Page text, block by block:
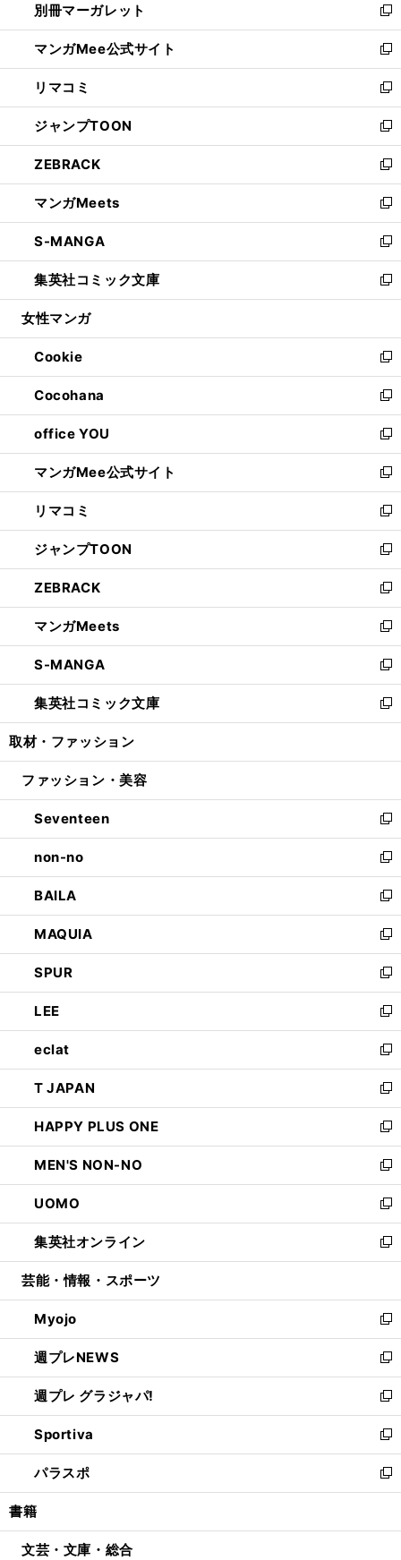
く
で
開
く
ィ
ン
ド
ウ
で
開
く
い
ウ
ィ
ン
ド
ウ
で
開
く
別冊マーガレット
新
し
い
ウ
ィ
ン
ド
ウ
で
開
く
マンガMee公式サイト
新
し
い
ウ
ィ
ン
ド
ウ
で
開
く
リマコミ
新
し
い
ウ
ィ
ン
ド
ウ
で
開
く
ジャンプTOON
新
し
い
ウ
ィ
ン
ド
ウ
で
開
ZEBRACK
新
し
い
ウ
ィ
ン
ド
ウ
開
く
マンガMeets
新
し
い
ウ
ィ
ン
ウ
で
開
く
S-MANGA
新
し
い
ウ
ン
ド
ウ
で
開
く
集英社コミック文庫
新
し
ウ
ィ
ン
ド
ウ
で
開
く
女性マンガ
Cookie
新
し
い
ウ
ィ
ン
ド
ウ
で
開
く
Cocohana
新
し
い
ウ
ィ
ン
ド
ウ
で
開
く
office YOU
新
し
い
ウ
ィ
ン
ド
ウ
で
開
く
マンガMee公式サイト
新
し
い
ウ
ィ
ン
ド
ウ
で
開
く
リマコミ
新
し
い
ウ
ィ
ン
ド
ウ
で
開
く
ジャンプTOON
新
し
い
ウ
ィ
ン
ド
ウ
で
開
ZEBRACK
新
し
い
ウ
ィ
ン
ド
ウ
開
マンガMeets
新
し
い
ウ
ィ
ン
ウ
開
く
S-MANGA
新
し
い
ウ
ン
ウ
で
開
く
集英社コミック文庫
新
し
ウ
ン
ド
ウ
で
開
く
取材・ファッション
ファッション・美容
Seventeen
新
し
い
ウ
ィ
ン
ド
ウ
で
開
く
non-no
新
し
い
ウ
ィ
ン
ド
ウ
で
開
く
BAILA
新
し
い
ウ
ィ
ン
ド
ウ
で
開
く
MAQUIA
新
し
い
ウ
ィ
ン
ド
ウ
で
開
く
SPUR
新
し
い
ウ
ィ
ン
ド
ウ
で
開
く
LEE
新
し
い
ウ
ィ
ン
ド
ウ
で
開
く
eclat
新
し
い
ウ
ィ
ン
ド
ウ
で
開
く
T JAPAN
新
し
い
ウ
ィ
ン
ド
ウ
で
開
HAPPY PLUS ONE
新
し
い
ウ
ィ
ン
ド
ウ
開
く
MEN'S NON-NO
新
し
い
ウ
ィ
ン
ウ
で
開
く
UOMO
新
し
い
ウ
ン
ド
ウ
で
開
く
集英社オンライン
新
し
ウ
ィ
ン
ド
ウ
で
開
く
芸能・情報・スポーツ
Myojo
新
し
い
ウ
ィ
ン
ド
ウ
で
開
週プレNEWS
新
し
い
ウ
ィ
ン
ド
ウ
開
週プレ グラジャパ!
新
し
い
ウ
ィ
ン
ウ
Sportiva
新
し
い
ウ
ン
パラスポ
新
し
ウ
書籍
文芸・文庫・総合